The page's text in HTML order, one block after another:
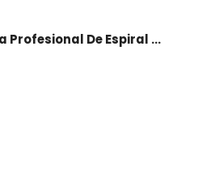
Libreta Profesional De Espiral Printaform Arcoiris Pastel 100 H Ry